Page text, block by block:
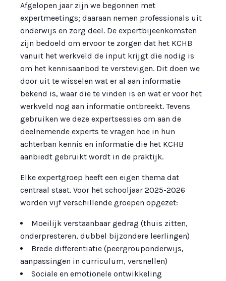
Afgelopen jaar zijn we begonnen met
expertmeetings; daaraan nemen professionals uit
onderwijs en zorg deel. De expertbijeenkomsten
zijn bedoeld om ervoor te zorgen dat het KCHB
vanuit het werkveld de input krijgt die nodig is
om het kennisaanbod te verstevigen. Dit doen we
door uit te wisselen wat er al aan informatie
bekend is, waar die te vinden is en wat er voor het
werkveld nog aan informatie ontbreekt. Tevens
gebruiken we deze expertsessies om aan de
deelnemende experts te vragen hoe in hun
achterban kennis en informatie die het KCHB
aanbiedt gebruikt wordt in de praktijk.
Elke expertgroep heeft een eigen thema dat
centraal staat. Voor het schooljaar 2025-2026
worden vijf verschillende groepen opgezet:
Moeilijk verstaanbaar gedrag (thuis zitten,
onderpresteren, dubbel bijzondere leerlingen)
Brede differentiatie (peergrouponderwijs,
aanpassingen in curriculum, versnellen)
Sociale en emotionele ontwikkeling